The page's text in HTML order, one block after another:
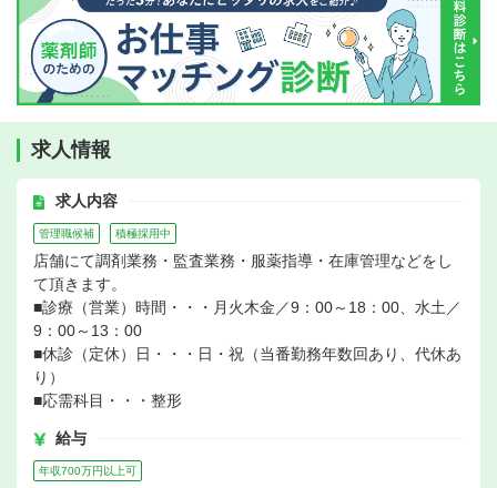
求人情報
求人内容
管理職候補 積極採用中
店舗にて調剤業務・監査業務・服薬指導・在庫管理などをし
て頂きます。
■診療（営業）時間・・・月火木金／9：00～18：00、水土／
9：00～13：00
■休診（定休）日・・・日・祝（当番勤務年数回あり、代休あ
り）
■応需科目・・・整形
給与
年収700万円以上可